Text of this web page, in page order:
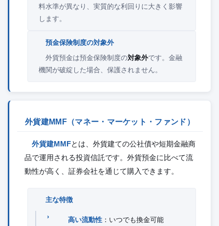
料水準が異なり、実質的な利回りに大きく影響
します。
預金保険制度の対象外
外貨預金は預金保険制度の対象外です。金融
機関が破綻した場合、保護されません。
外貨建MMF（マネー・マーケット・ファンド）
外貨建MMFとは、外貨建ての公社債や短期金融商
品で運用される投資信託です。外貨預金に比べて流
動性が高く、証券会社を通じて購入できます。
主な特徴
高い流動性 ：いつでも換金可能